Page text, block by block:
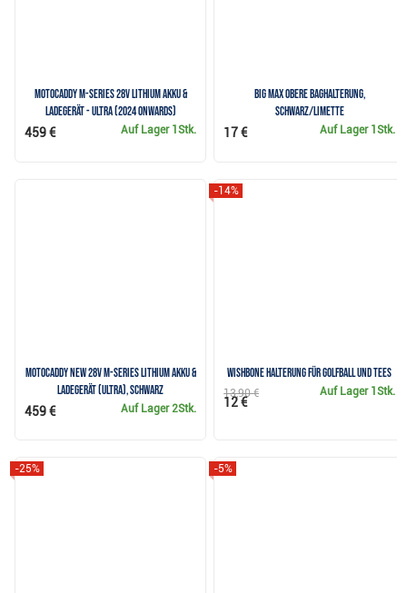
Motocaddy M-Series 28V Lithium Akku &
Ladegerät - ULTRA (2024 onwards)
Auf Lager 1Stk.
459 €
Big Max Obere Baghalterung,
schwarz/limette
Auf Lager 1Stk.
17 €
Motocaddy NEW 28V M-Series Lithium Akku &
Ladegerät (ULTRA), schwarz
Auf Lager 2Stk.
459 €
Wishbone Halterung für Golfball und Tees
-14%
Auf Lager 1Stk.
13,90 €
12 €
-25% -5%